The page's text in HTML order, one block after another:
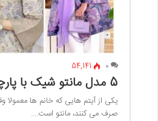
0
54,141
5 مدل مانتو شیک با پارچه ژاکارد پفکی ترک
یکی از آیتم هایی که خانم ها معمولا
صرف می کنند، مانتو است.…